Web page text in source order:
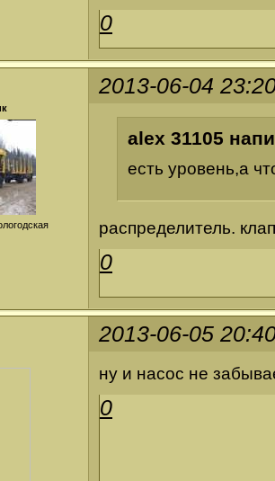
0
2013-06-04
alex 31105
есть уровень,а
распределитель.
0
2013-06-05
ну и насос не
0